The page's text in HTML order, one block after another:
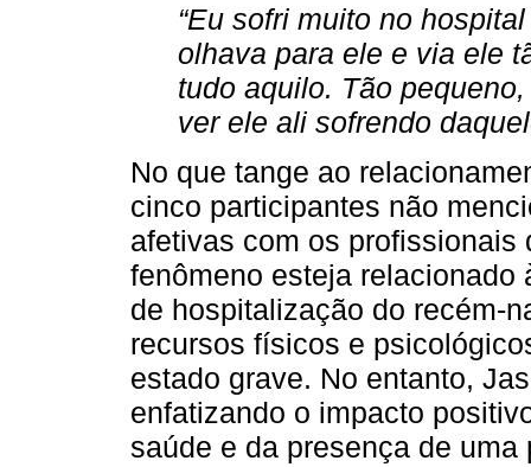
“Eu sofri muito no
olhava para ele e via ele
tudo aquilo. Tão
ver ele ali sofrendo
No que tange ao
cinco participantes não
afetivas com os profissionais
fenômeno esteja
de hospitalização do recém-
recursos físicos e
estado grave. No entanto,
enfatizando o impacto
saúde e da presença de